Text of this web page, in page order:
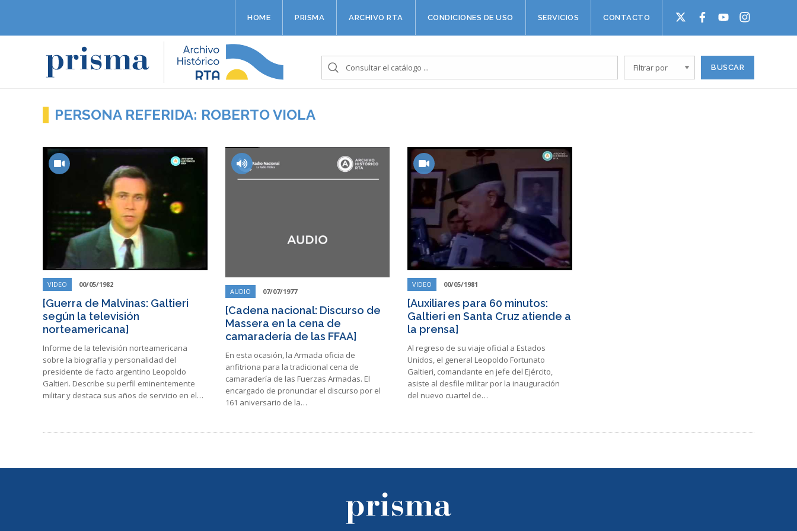
HOME PRISMA ARCHIVO RTA CONDICIONES DE USO SERVICIOS CONTACTO
PERSONA REFERIDA: ROBERTO VIOLA
VIDEO 00/05/1982
[Guerra de Malvinas: Galtieri
según la televisión
norteamericana]
Informe de la televisión norteamericana
sobre la biografía y personalidad del
presidente de facto argentino Leopoldo
Galtieri. Describe su perfil eminentemente
militar y destaca sus años de servicio en el…
AUDIO 07/07/1977
[Cadena nacional: Discurso de
Massera en la cena de
camaradería de las FFAA]
En esta ocasión, la Armada oficia de
anfitriona para la tradicional cena de
camaradería de las Fuerzas Armadas. El
encargado de pronunciar el discurso por el
161 aniversario de la…
VIDEO 00/05/1981
[Auxiliares para 60 minutos:
Galtieri en Santa Cruz atiende a
la prensa]
Al regreso de su viaje oficial a Estados
Unidos, el general Leopoldo Fortunato
Galtieri, comandante en jefe del Ejército,
asiste al desfile militar por la inauguración
del nuevo cuartel de…